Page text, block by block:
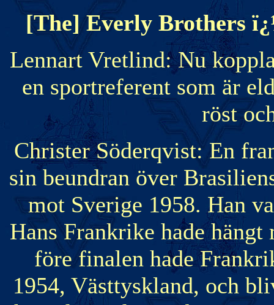
[The] Everly Brothers
Lennart Vretlind: Nu
en sportreferent som är
röst
Christer Söderqvist: En
sin beundran över
mot Sverige 1958. Han
Hans Frankrike hade
före finalen hade
1954, Västtyskland, och